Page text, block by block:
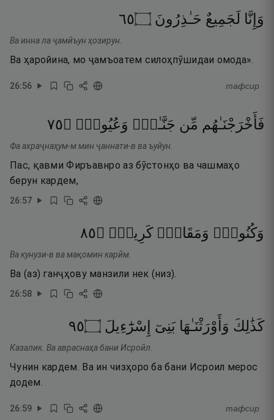
وَإِنَّا لَجَمِيعٌ حَـٰذِرُونَ ۝٥٦
Ва инна ла ҷамӣъун ҳозирун.
Ва ҳаройина, мо ҷамъоатем силоҳпӯшидаи омода».
26:56 тафсир
فَأَخْرَجْنَـٰهُم مِّن جَنَّـٰتٍۢ وَعُيُونٍۢ ۝٥٧
Фа ахраҷнаҳум-м мин ҷаннати-в ва ъуйун.
Пас, қавми Фиръавнро аз бӯстонҳо ва чашмаҳо
берун кардем,
26:57
وَكُنُوزٍۢ وَمَقَامٍۢ كَرِيمٍۢ ۝٥٨
Ва кунузи-в ва мақомин карӣм.
Ва (аз) ганҷҳову манзили нек (низ).
26:58
كَذَٰلِكَ وَأَوْرَثْنَـٰهَا بَنِىٓ إِسْرَٰٓءِيلَ ۝٥٩
Казалик. Ва авраснаҳа бани Исроӣл.
Чунин кардем. Ва ин чизҳоро ба бани Исроил мерос
додем.
26:59 тафсир